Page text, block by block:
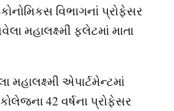
વિભાગનાં પ્રોફેસર
મહાલક્ષ્મી ફ્લેટમાં માતા
એપાર્ટમેન્ટમાં
42 વર્ષના પ્રોફેસર